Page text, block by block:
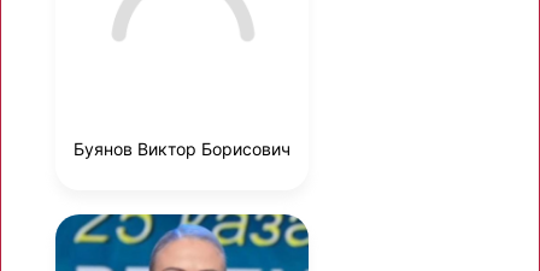
Буянов Виктор Борисович